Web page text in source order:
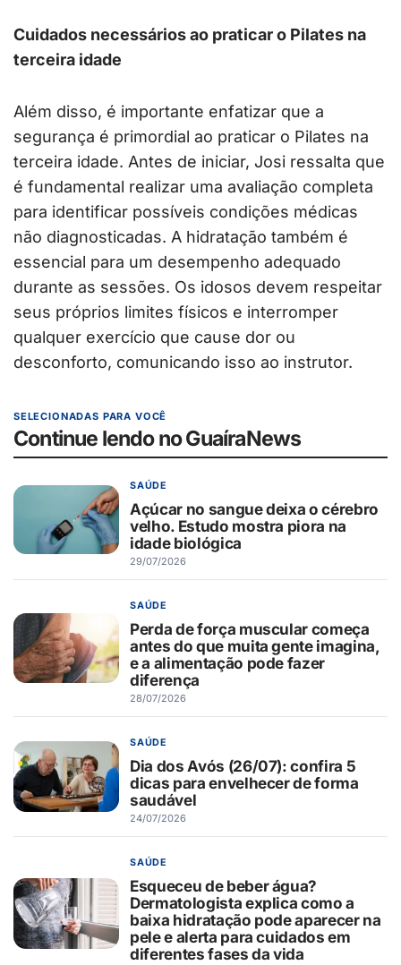
Cuidados necessários ao praticar o Pilates na
terceira idade
Além disso, é importante enfatizar que a
segurança é primordial ao praticar o Pilates na
terceira idade. Antes de iniciar, Josi ressalta que
é fundamental realizar uma avaliação completa
para identificar possíveis condições médicas
não diagnosticadas. A hidratação também é
essencial para um desempenho adequado
durante as sessões. Os idosos devem respeitar
seus próprios limites físicos e interromper
qualquer exercício que cause dor ou
desconforto, comunicando isso ao instrutor.
SELECIONADAS PARA VOCÊ
Continue lendo no GuaíraNews
SAÚDE
Açúcar no sangue deixa o cérebro
velho. Estudo mostra piora na
idade biológica
29/07/2026
SAÚDE
Perda de força muscular começa
antes do que muita gente imagina,
e a alimentação pode fazer
diferença
28/07/2026
SAÚDE
Dia dos Avós (26/07): confira 5
dicas para envelhecer de forma
saudável
24/07/2026
SAÚDE
Esqueceu de beber água?
Dermatologista explica como a
baixa hidratação pode aparecer na
pele e alerta para cuidados em
diferentes fases da vida